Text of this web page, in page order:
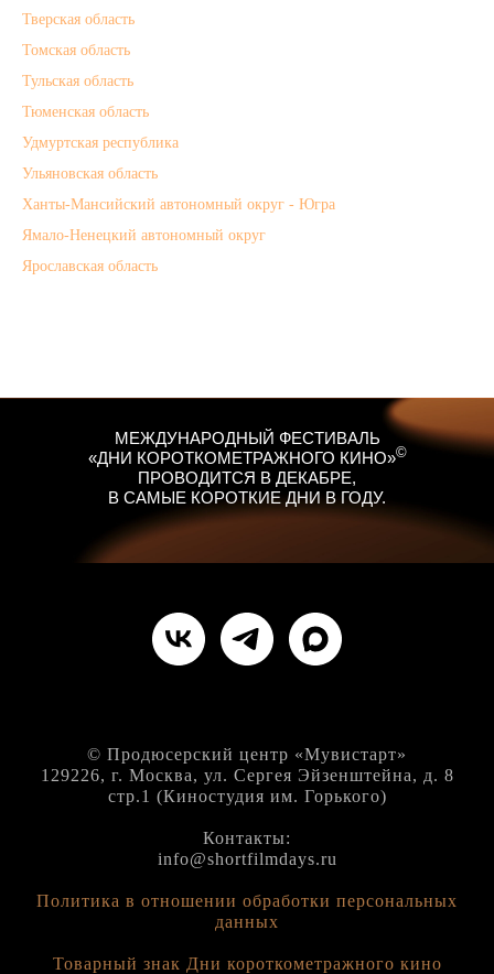
Тверская область
Томская область
Тульская область
Тюменская область
Удмуртская республика
Ульяновская область
Ханты-Мансийский автономный округ - Югра
Ямало-Ненецкий автономный округ
Ярославская область
МЕЖДУНАРОДНЫЙ ФЕСТИВАЛЬ
«ДНИ КОРОТКОМЕТРАЖНОГО КИНО»©
ПРОВОДИТСЯ В ДЕКАБРЕ,
В САМЫЕ КОРОТКИЕ ДНИ В ГОДУ.
© Продюсерский центр «Мувистарт»
129226, г. Москва, ул. Сергея Эйзенштейна, д. 8
стр.1 (Киностудия им. Горького)
Контакты:
info@shortfilmdays.ru
Политика в отношении обработки персональных
данных
Товарный знак Дни короткометражного кино